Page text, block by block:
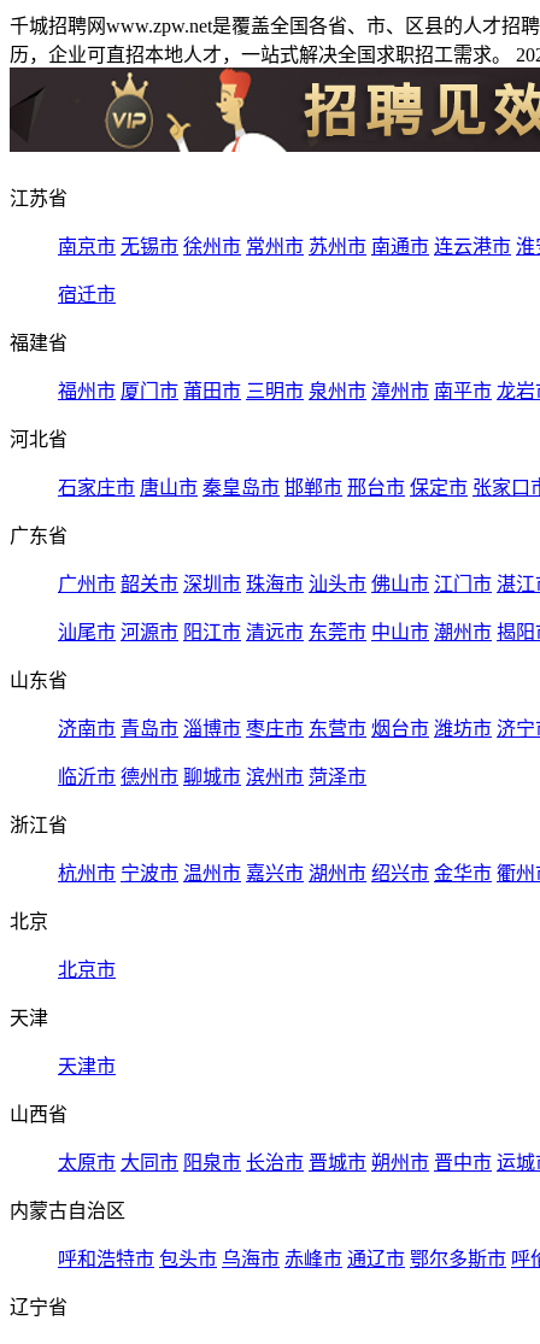
千城招聘网www.zpw.net是覆盖全国各省、市、区县的人才
历，企业可直招本地人才，一站式解决全国求职招工需求。
江苏省
南京市 无锡市 徐州市 常州市 苏州市 南通市 连云港市 淮
宿迁市
福建省
福州市 厦门市 莆田市 三明市 泉州市 漳州市 南平市 龙岩
河北省
石家庄市 唐山市 秦皇岛市 邯郸市 邢台市 保定市 张家口
广东省
广州市 韶关市 深圳市 珠海市 汕头市 佛山市 江门市 湛江
汕尾市 河源市 阳江市 清远市 东莞市 中山市 潮州市 揭阳
山东省
济南市 青岛市 淄博市 枣庄市 东营市 烟台市 潍坊市 济宁
临沂市 德州市 聊城市 滨州市 菏泽市
浙江省
杭州市 宁波市 温州市 嘉兴市 湖州市 绍兴市 金华市 衢州
北京
北京市
天津
天津市
山西省
太原市 大同市 阳泉市 长治市 晋城市 朔州市 晋中市 运城
内蒙古自治区
呼和浩特市 包头市 乌海市 赤峰市 通辽市 鄂尔多斯市 呼
辽宁省